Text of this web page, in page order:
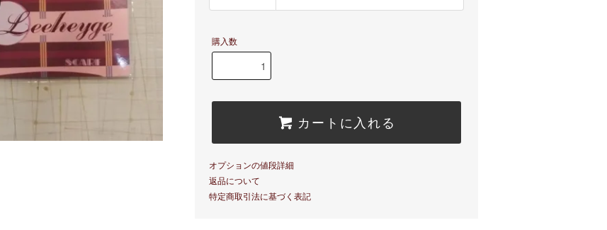
購入数
カートに入れる
オプションの値段詳細
返品について
特定商取引法に基づく表記